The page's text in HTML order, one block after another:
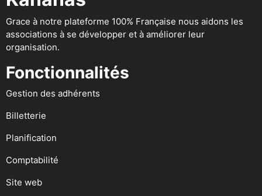
Grace à notre plateforme 100% Française nous aidons les
associations à se développer et à améliorer leur
organisation.
Fonctionnalités
Gestion des adhérents
Billetterie
Planification
Comptabilité
Site web